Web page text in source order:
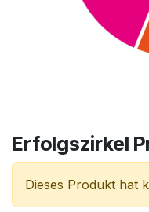
Erfolgszirkel
Dieses Produkt hat